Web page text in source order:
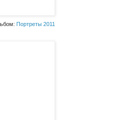
Портреты 2011